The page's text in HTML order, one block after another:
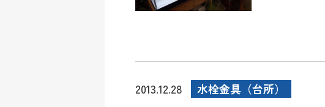
2013.12.28 水栓金具（台所）